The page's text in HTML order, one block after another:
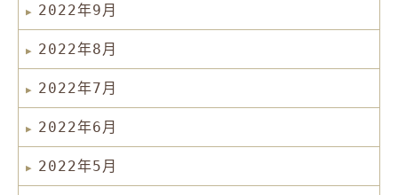
2022年9月
2022年8月
2022年7月
2022年6月
2022年5月